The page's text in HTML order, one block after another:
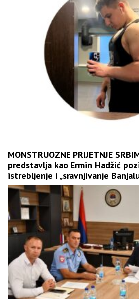
MONSTRUOZNE PRIJETNJE
predstavlja kao Ermin Hadžić
istrebljenje i „sravnjivanje